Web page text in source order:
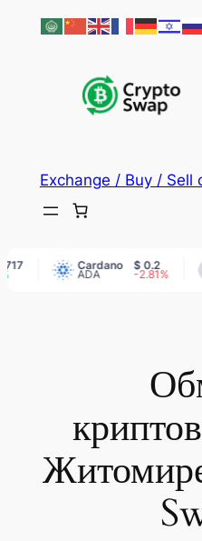
Exchange / Buy / Sell
Cardano
ADA
$ 0.2
-2.81%